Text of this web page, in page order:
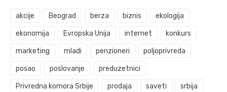
akcije Beograd berza biznis ekologija
ekonomija Evropska Unija internet konkurs
marketing mladi penzioneri poljoprivreda
posao poslovanje preduzetnici
Privredna komora Srbije prodaja saveti srbija